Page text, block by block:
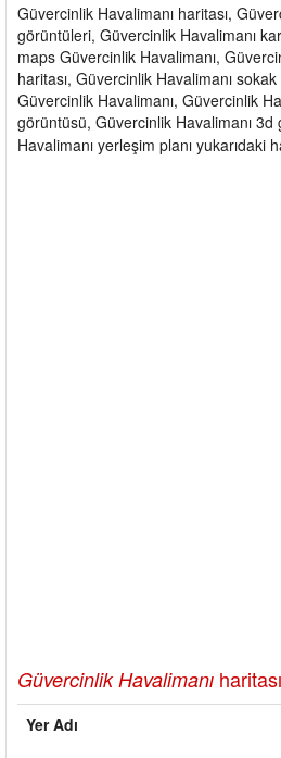
Güvercinlik Havalimanı haritası,
görüntüleri, Güvercinlik Havalimanı
maps Güvercinlik Havalimanı,
haritası, Güvercinlik Havalimanı
Güvercinlik Havalimanı, Güvercinlik
görüntüsü, Güvercinlik Havalimanı
Havalimanı yerleşim planı yukarıdaki
Güvercinlik Havalimanı
Yer Adı